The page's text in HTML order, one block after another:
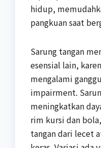
hidup,
pangkuan saat
Sarung tangan
esensial lain,
mengalami
impairment.
meningkatkan
rim kursi dan
tangan dari lecet